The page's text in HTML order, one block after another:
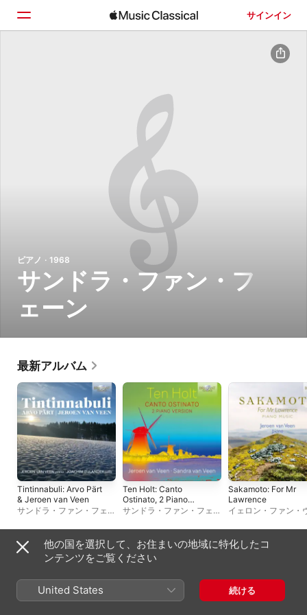
サインイン
ピアノ · 1968
サンドラ・ファン・フ
ェーン
最新アルバム
Tintinnabuli: Arvo Pärt
& Jeroen van Veen
サンドラ・ファン・フェー
Ten Holt: Canto
Ostinato, 2 Piano
Version
サンドラ・ファン・フェー
Sakamoto: For Mr
Lawrence
イェロン・ファン・
ベストアルバム、その他
他の国を選択して、お住まいの地域に特化したコ
ンテンツをご覧ください
United States 続ける